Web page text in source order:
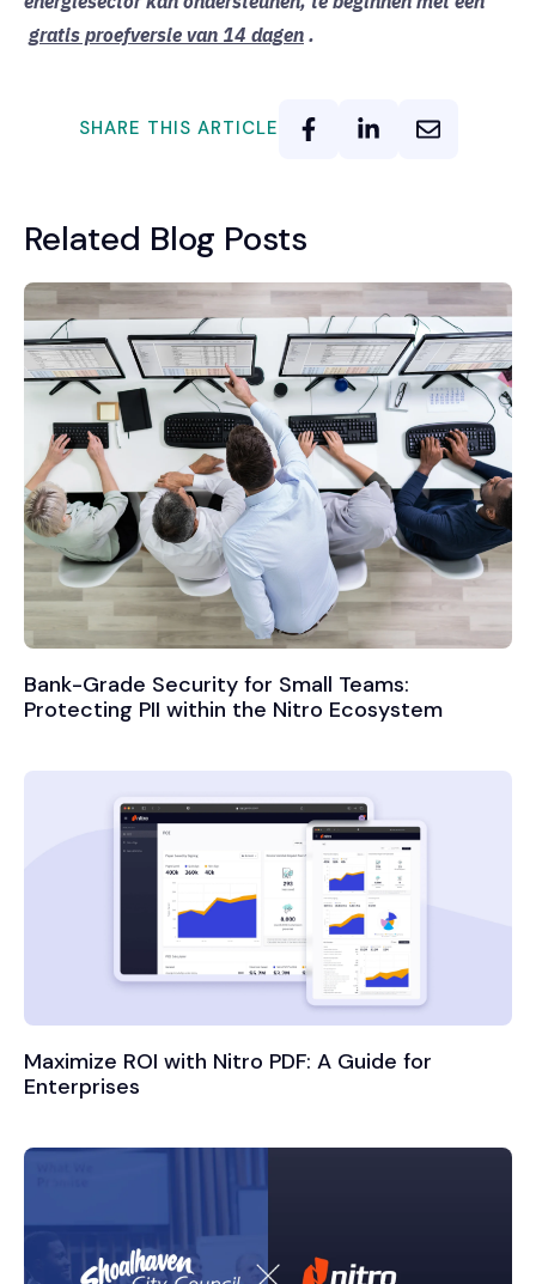
gratis proefversie van 14 dagen .
SHARE THIS ARTICLE
Related Blog Posts
Bank-Grade Security for Small Teams:
Protecting PII within the Nitro Ecosystem
Maximize ROI with Nitro PDF: A Guide for
Enterprises